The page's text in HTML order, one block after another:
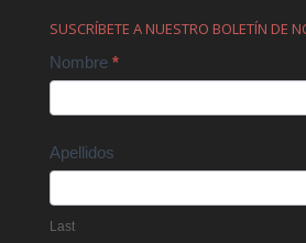
SUSCRÍBETE A NUESTRO BOLETÍN DE
Contact
Nombre *
Apellidos
Last